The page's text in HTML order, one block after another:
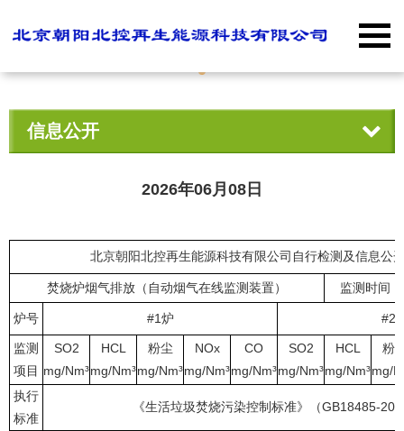
信息公开
2026年06月08日
北京朝阳北控再生能源科技有限公司 自行检测及信息公
焚烧炉烟气排放（自动烟气在线监测装置） 监测时间：
炉号 #1炉 #2
监测
项目
SO2
mg/Nm³
HCL
mg/Nm³
粉尘
mg/Nm³
NOx
mg/Nm³
CO
mg/Nm³
SO2
mg/Nm³
HCL
mg/Nm³
粉
mg/
执行
标准
《生活垃圾焚烧污染控制标准》（GB18485-